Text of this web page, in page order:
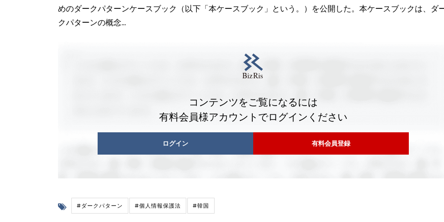
めのダークパターンケースブック（以下「本ケースブック」という。）を公開した。本ケースブックは、ダ
クパターンの概念...
コンテンツをご覧になるには
有料会員様アカウントでログインください
ログイン 有料会員登録
#ダークパターン #個人情報保護法 #韓国